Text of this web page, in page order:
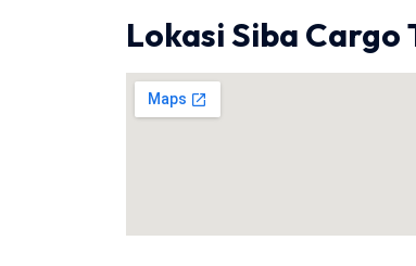
Lokasi Siba Cargo